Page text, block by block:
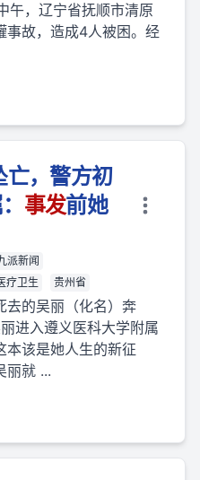
午，辽宁省抚顺市清原
事故，造成4人被困。经
亡，警方初
事发前她
派新闻
疗卫生 贵州省
去的吴丽（化名）奔
进入遵义医科大学附属
本该是她人生的新征
丽就 ...